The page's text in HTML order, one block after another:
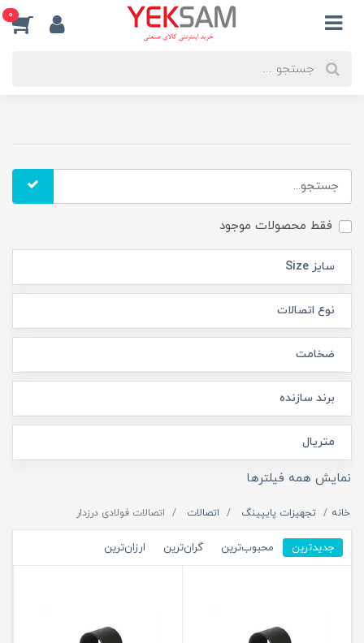
0
فقط محصولات موجود
سایز Size
نوع اتصالات
ضخامت
برند سازنده
متریال
نمایش همه فیلترها
خانه تجهیزات پایپینگ اتصالات اتصالات فولادی درزدار
جدیدترین محبوب‌ترین گران‌ترین ارزان‌ترین